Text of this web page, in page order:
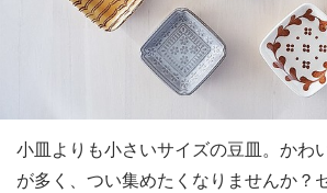
小皿よりも小さいサイズの豆皿。かわ
が多く、つい集めたくなりませんか？